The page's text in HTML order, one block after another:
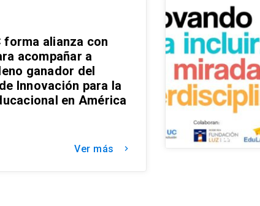
forma alianza con
acompañar a
ganador del
Innovación para la
en América
Ver más keyboard_arrow_right